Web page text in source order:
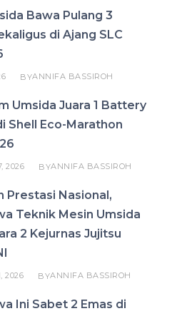
Bawa Pulang 3
di Ajang SLC
BYANNIFA BASSIROH
Umsida Juara 1 Battery
Shell Eco-Marathon
2026 BYANNIFA BASSIROH
Prestasi Nasional,
Teknik Mesin Umsida
2 Kejurnas Jujitsu
2026 BYANNIFA BASSIROH
Ini Sabet 2 Emas di